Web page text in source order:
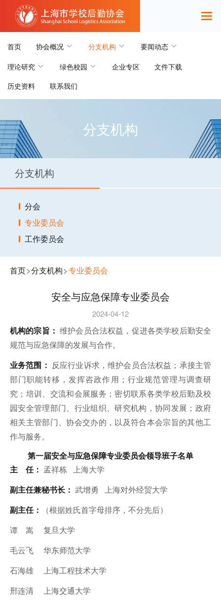
首页 协会概况 分支机构 要闻动态
理论研究 绿色校园 企业专区
文件下载
历史资料
联系我们
分支机构
分支机构
分会
专业委员会
工作委员会
首页>分支机构>专业委员会
安全与应急保障专业委员会
2024-04-12
机构的宗旨： 维护会员合法权益，促进各类学校后勤安全
规范与应急保障的发展与合作。
业务范围： 反应行业诉求，维护会员合法权益；承接主管
部门职能转移，发挥咨政作用；行业规范管理与调查研
究；培训、交流和会展服务；密切联系各类学校后勤及校
园安全管理部门、行业组织、研究机构，协同发展；政府
相关主管部门、协会交办的，以及符合本会宗旨的其他工
作与服务。
第一届安全与应急保障专业委员会领导班子名单
主 任： 孟祥栋 上海大学
副主任兼秘书长： 武增勇 上海对外经贸大学
副主任：
（根据姓氏首字母排序，不分先后）
谭 嵩 复旦大学
毛云飞 华东师范大学
石海雄 上海工程技术大学
邢连清 上海交通大学